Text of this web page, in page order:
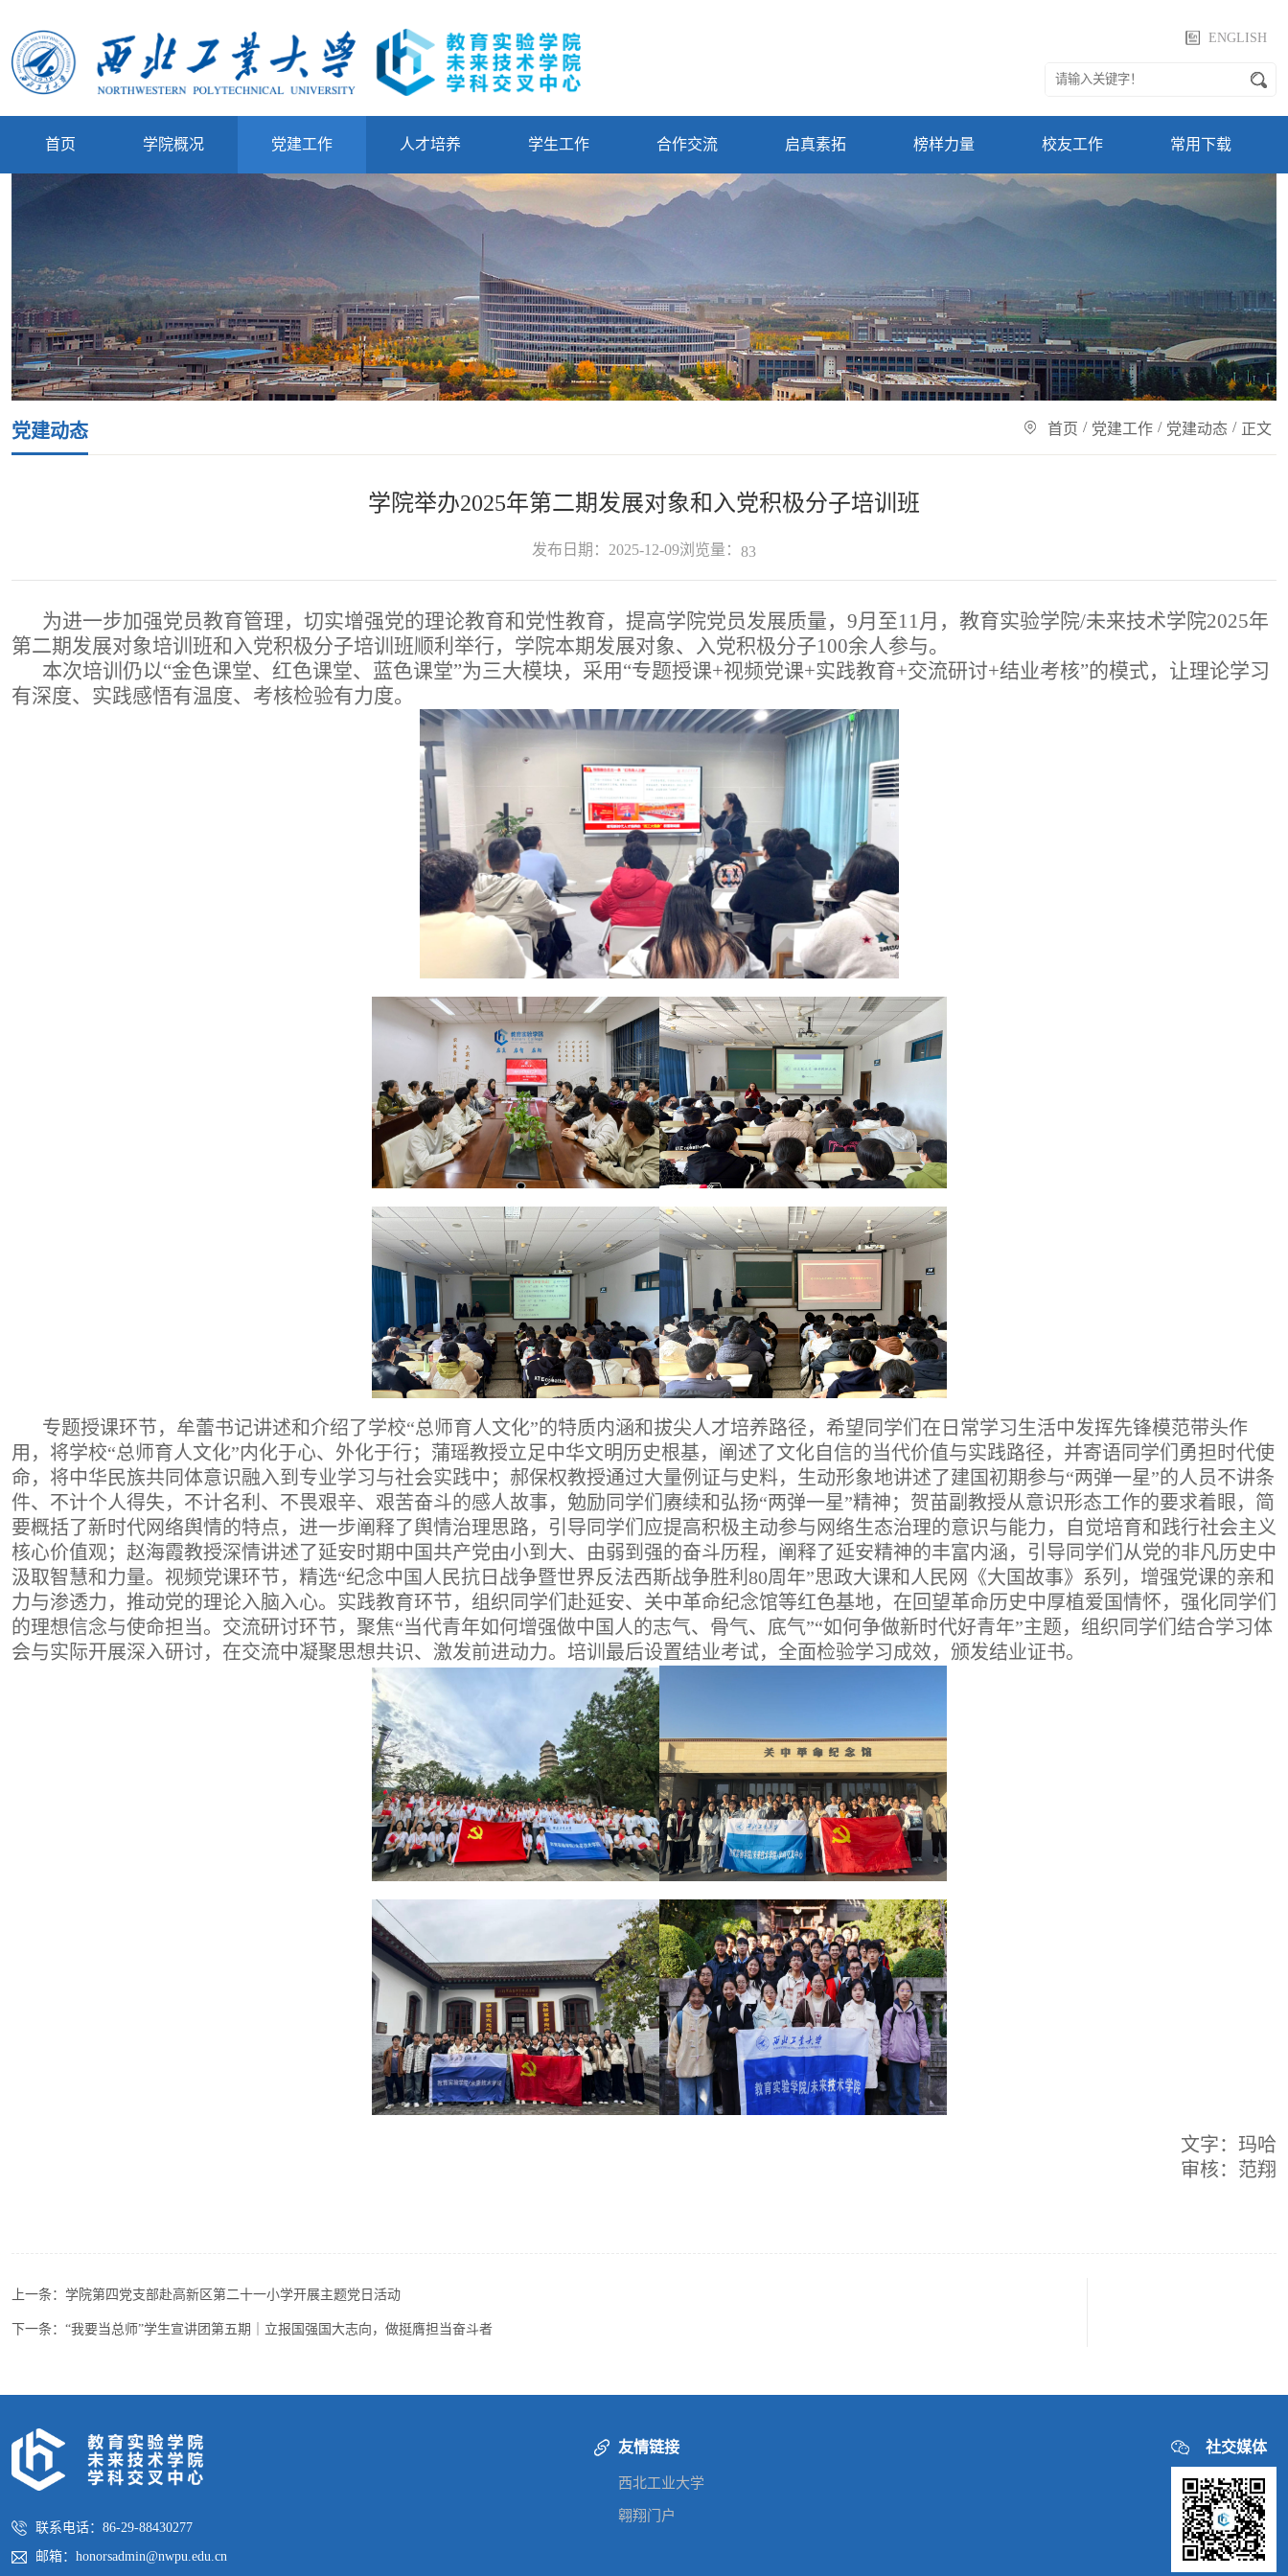
ENGLISH
首页 学院概况 党建工作 人才培养 学生工作 合作交流 启真素拓 榜样力量 校友工作 常用下载
党建动态 首页 / 党建工作 / 党建动态 / 正文
学院举办2025年第二期发展对象和入党积极分子培训班
发布日期：2025-12-09浏览量： 83
为进一步加强党员教育管理，切实增强党的理论教育和党性教育，提高学院党员发展质量，9月至11月，教育实验学院/未来技术学院2025年
第二期发展对象培训班和入党积极分子培训班顺利举行，学院本期发展对象、入党积极分子100余人参与。
本次培训仍以“金色课堂、红色课堂、蓝色课堂”为三大模块，采用“专题授课+视频党课+实践教育+交流研讨+结业考核”的模式，让理论学习
有深度、实践感悟有温度、考核检验有力度。
专题授课环节， 牟蕾书记讲述和介绍了学校“总师育人文化”的特质内涵和拔尖人才培养路径，希望同学们在日常学习生活中发挥先锋模范带头作
用，将学校“总师育人文化”内化于心、外化于行； 蒲瑶教授立足中华文明历史根基，阐述了文化自信的当代价值与实践路径，并寄语同学们勇担时代使
命，将中华民族共同体意识融入到专业学习与社会实践中；郝保权教授通过大量例证与史料，生动形象地讲述了建国初期参与“两弹一星”的人员不讲条
件、不计个人得失，不计名利、不畏艰辛、艰苦奋斗的感人故事，勉励同学们赓续和弘扬“两弹一星”精神； 贺苗副教授从意识形态工作的要求着眼，简
要概括了新时代网络舆情的特点，进一步阐释了舆情治理思路，引导同学们应提高积极主动参与网络生态治理的意识与能力，自觉培育和践行社会主义
核心价值观； 赵海霞教授深情讲述了延安时期中国共产党由小到大、由弱到强的奋斗历程，阐释了延安精神的丰富内涵，引导同学们从党的非凡历史中
汲取智慧和力量。 视频党课环节，精选“纪念中国人民抗日战争暨世界反法西斯战争胜利 80周年”思政大课和人民网《大国故事》系列，增强党课的亲和
力与渗透力，推动党的理论入脑入心。实践教育环节，组织同学们赴延安、关中革命纪念馆等红色基地，在回望革命历史中厚植爱国情怀，强化同学们
的理想信念与使命担当。交流研讨环节，聚焦“当代青年如何增强做中国人的志气、骨气、底气”“如何争做新时代好青年”主题，组织同学们结合学习体
会与实际开展深入研讨，在交流中凝聚思想共识、激发前进动力。培训最后设置结业考试，全面检验学习成效，颁发结业证书。
文字：玛哈
审核：范翔
上一条： 学院第四党支部赴高新区第二十一小学开展主题党日活动
下一条： “我要当总师”学生宣讲团第五期｜立报国强国大志向，做挺膺担当奋斗者
联系电话：86-29-88430277
邮箱：honorsadmin@nwpu.edu.cn
友情链接
西北工业大学
翱翔门户
社交媒体